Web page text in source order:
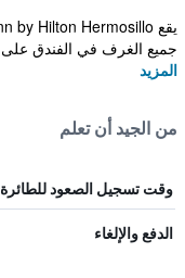
جميع الغرف في الفندق
المزيد
من الجيد أن تعلم
وقت تسجيل الصعود للطائرة
الدفع والإلغاء